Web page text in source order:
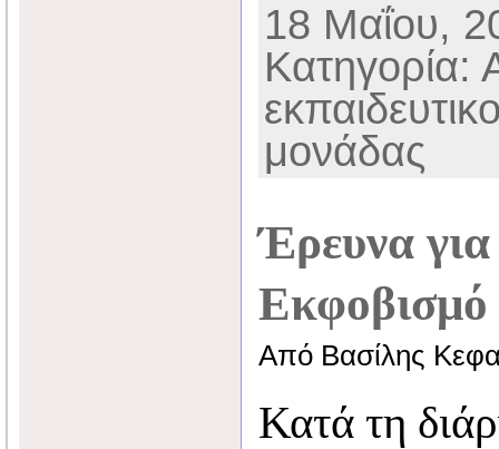
18 Μαΐου,
Κατηγορία:
μονάδας
Έρευνα
Εκφοβισμό
Από Βασίλης
Κατά τη